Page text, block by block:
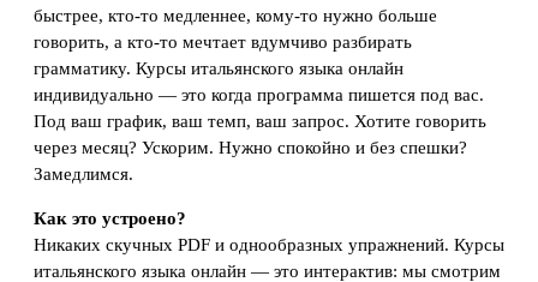
быстрее, кто-то медленнее, кому-то нужно больше
говорить, а кто-то мечтает вдумчиво разбирать
грамматику. Курсы итальянского языка онлайн
индивидуально — это когда программа пишется под вас.
Под ваш график, ваш темп, ваш запрос. Хотите говорить
через месяц? Ускорим. Нужно спокойно и без спешки?
Замедлимся.
Как это устроено?
Никаких скучных PDF и однообразных упражнений. Курсы
итальянского языка онлайн — это интерактив: мы смотрим